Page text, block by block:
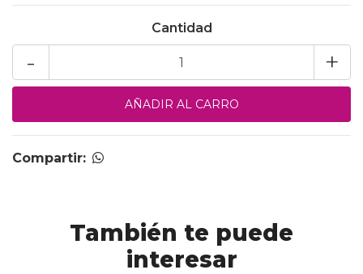
Cantidad
+
-
Compartir:
También te puede
interesar